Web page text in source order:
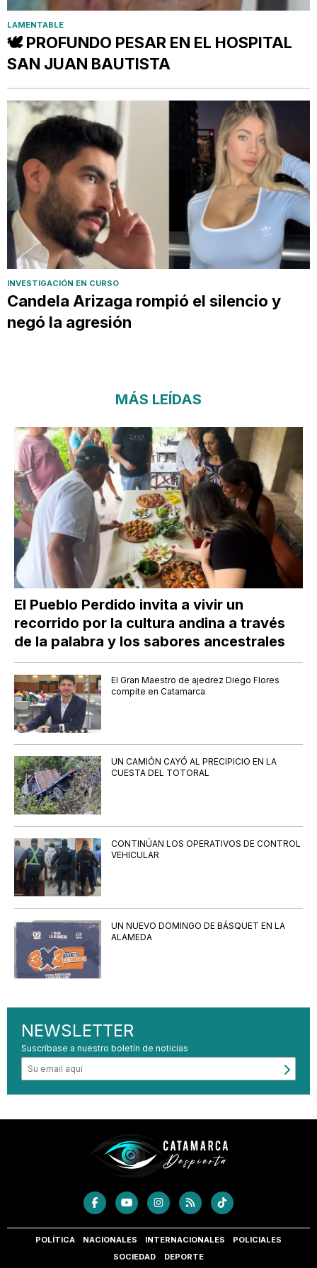
LAMENTABLE
🕊️ PROFUNDO PESAR EN EL HOSPITAL
SAN JUAN BAUTISTA
INVESTIGACIÓN EN CURSO
Candela Arizaga rompió el silencio y
negó la agresión
MÁS LEÍDAS
El Pueblo Perdido invita a vivir un
recorrido por la cultura andina a través
de la palabra y los sabores ancestrales
El Gran Maestro de ajedrez Diego Flores
compite en Catamarca
UN CAMIÓN CAYÓ AL PRECIPICIO EN LA
CUESTA DEL TOTORAL
CONTINÚAN LOS OPERATIVOS DE CONTROL
VEHICULAR
UN NUEVO DOMINGO DE BÁSQUET EN LA
ALAMEDA
NEWSLETTER
Suscríbase a nuestro boletín de noticias
POLÍTICA NACIONALES INTERNACIONALES
POLICIALES
SOCIEDAD
DEPORTE